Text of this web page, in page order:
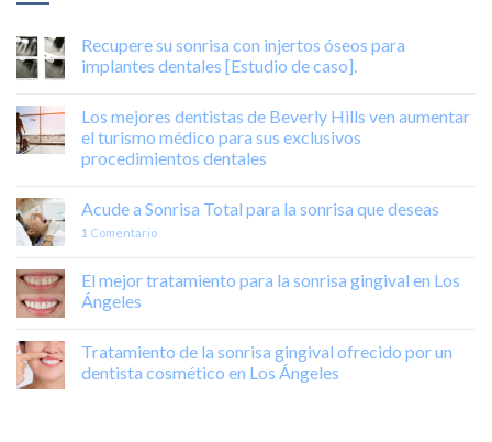
Recupere su sonrisa con injertos óseos para
implantes dentales [Estudio de caso].
Los mejores dentistas de Beverly Hills ven aumentar
el turismo médico para sus exclusivos
procedimientos dentales
Acude a Sonrisa Total para la sonrisa que deseas
1 Comentario
El mejor tratamiento para la sonrisa gingival en Los
Ángeles
Tratamiento de la sonrisa gingival ofrecido por un
dentista cosmético en Los Ángeles